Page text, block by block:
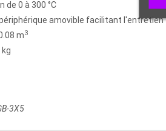
de 0 à 300 °C
amovible facilitant l'entretien
m3
kg
3X5